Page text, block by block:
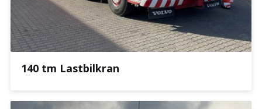
140 tm Lastbilkran